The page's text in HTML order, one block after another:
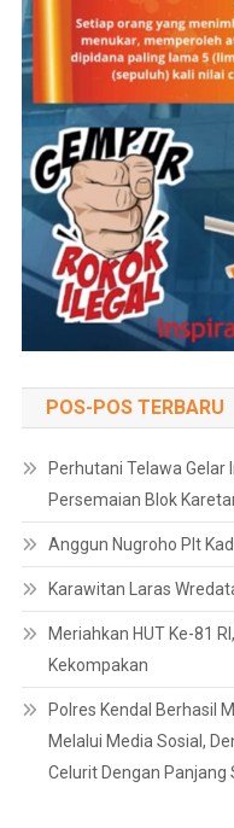
POS-POS TERBARU
Perhutani Telawa Gelar
Persemaian Blok
Anggun Nugroho Plt
Karawitan Laras
Meriahkan HUT Ke-81
Kekompakan
Polres Kendal Berhasil
Melalui Media Sosial,
Celurit Dengan Panjang